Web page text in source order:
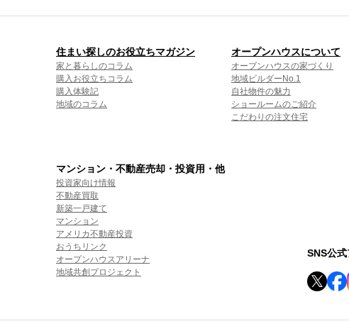
住まい探しのお役立ちマガジン
家と暮らしのコラム
購入お役立ちコラム
購入体験記
地域のコラム
オープンハウスについて
オープンハウスの家づくり
地域ビルダーNo.1
自社物件の魅力
ショールームのご紹介
こだわりの注文住宅
マンション・不動産売却・投資用・他
投資家向け情報
不動産買取
新築一戸建て
マンション
アメリカ不動産投資
おうちリンク
オープンハウスアリーナ
地域共創プロジェクト
SNS公